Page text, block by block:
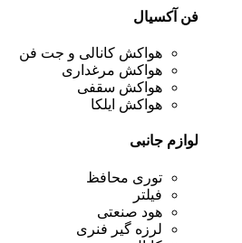
فن آکسیال
هواکش کانالی و جت فن
هواکش مرغداری
هواکش سقفی
هواکش ایلکا
لوازم جانبی
توری محافظ
فیلتر
هود صنعتی
لرزه گیر فنری